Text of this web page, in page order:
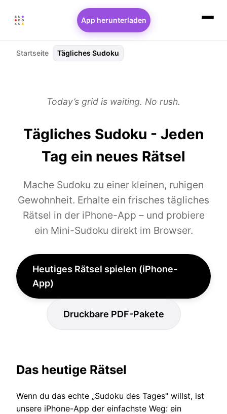
App herunterladen
Startseite Tägliches Sudoku
Today’s grid is waiting. No rush.
Tägliches Sudoku - Jeden
Tag ein neues Rätsel
Mache Sudoku zu einer kleinen, ruhigen
Gewohnheit. Erhalte ein frisches tägliches
Rätsel in der iPhone-App – und probiere
ein Mini-Sudoku direkt im Browser.
Heutiges Rätsel spielen (iPhone-
App)
Druckbare PDF-Pakete
Das heutige Rätsel
Wenn du das echte „Sudoku des Tages" willst, ist
unsere iPhone-App der einfachste Weg: ein